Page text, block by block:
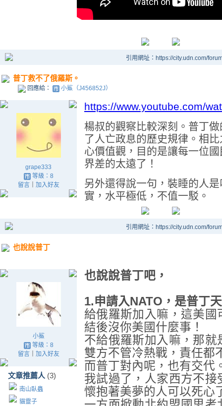
引用網址：https://city.udn.com/
普丁救不了俄羅斯。
回應給： 小鯊（J456852J）
grape333
等級：8
留言｜ 加入好友
https://www.youtube.com/
楊叔的觀察比較深刻。普丁
了人亡政息的歷史規律。相
心價值觀，目的是讓每一位
界差的太遠了！
另外還得說一句，裝睡的人
實，水平極低，不值一駁。
引用網址：https://city.udn.com/
也說說普丁
小鯊
等級：8
留言｜ 加入好友
文章推薦人 (3)
南山臥蟲
貓靈子
也說說普丁吧，
1.申請入NATO，是普丁
給俄羅斯加入嘛，這美
結後沒你美國什麼事！
不給俄羅斯加入嘛，那
雙方不管冷熱戰，責任都
而普丁對內呢，也有交代
我試過了，人家西方不
懷抱著美夢的人可以死心